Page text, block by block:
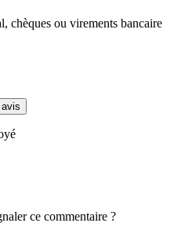
chèques ou virements bancaire
ce commentaire ?